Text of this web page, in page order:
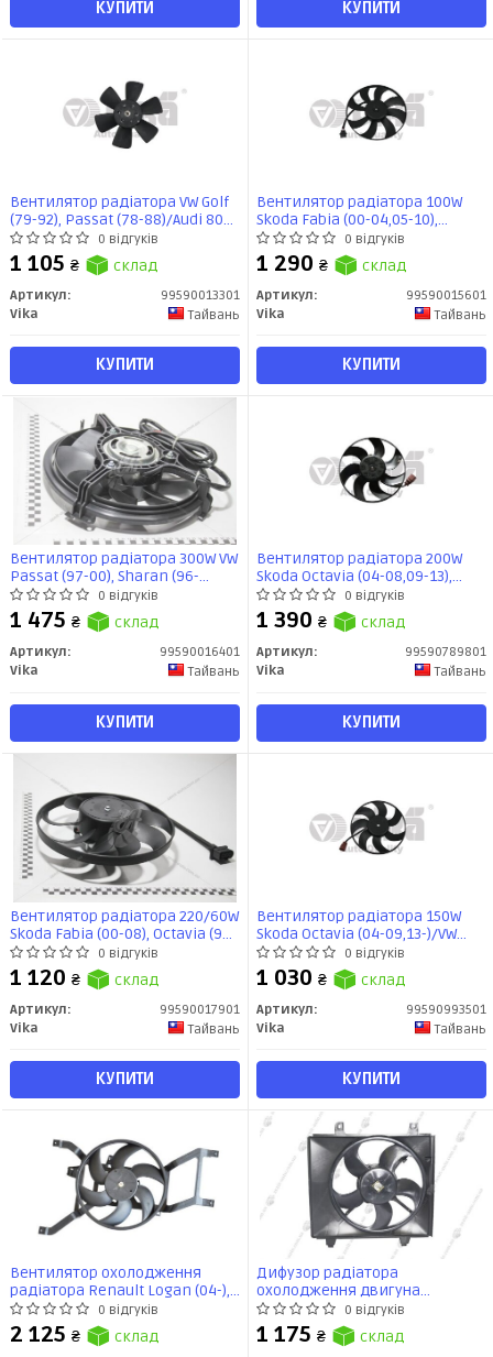
КУПИТИ КУПИТИ
Вентилятор радіатора VW Golf
(79-92), Passat (78-88)/Audi 80
(79-87)/Seat Ibiza (93-96, 97-99),
Toledo (92-96, 97-99)
(99590013301) VIKA
0 відгуків
1 105 ₴ склад
Артикул:
99590013301
Vika
Тайвань
КУПИТИ
Вентилятор радіатора 100W
Skoda Fabia (00-04,05-10),
Roomster (06-10)/VW Polo (02-
10)/Seat Ibiza (02-05,06-10)
(99590015601) VIKA
0 відгуків
1 290 ₴ склад
Артикул:
99590015601
Vika
Тайвань
КУПИТИ
Вентилятор радіатора 300W VW
Passat (97-00), Sharan (96-
00)/Audi A4 (95-01), A6 (97-
01)/Seat Alhambra (96-00)
(99590016401) VIKA
0 відгуків
1 475 ₴ склад
Артикул:
99590016401
Vika
Тайвань
КУПИТИ
Вентилятор радіатора 200W
Skoda Octavia (04-08,09-13),
Superb (08-13,14-)/VW Passat
(06-07)/Audi A3 (04-13)
(99590789801) VIKA
0 відгуків
1 390 ₴ склад
Артикул:
99590789801
Vika
Тайвань
КУПИТИ
Вентилятор радіатора 220/60W
Skoda Fabia (00-08), Octavia (97-
11)/VW Golf (03-06), Polo (02-10)
(99590017901) VIKA
0 відгуків
1 120 ₴ склад
Артикул:
99590017901
Vika
Тайвань
КУПИТИ
Вентилятор радіатора 150W
Skoda Octavia (04-09,13-)/VW
Caddy (04-), Golf (04-), Passat
(06-11), Polo (10-)/Audi A3 (04-)
(99590993501) VIKA
0 відгуків
1 030 ₴ склад
Артикул:
99590993501
Vika
Тайвань
КУПИТИ
Вентилятор охолодження
радіатора Renault Logan (04-),
Sandero (08-) 1,5 dCI б/конд (Е4)
(30446) Asam
0 відгуків
2 125 ₴ склад
Дифузор радіатора
охолодження двигуна
(дифф+мотор+вентилятор)
(25380-17030) Matrix(01-)
(KM0500069) KAP
0 відгуків
1 175 ₴ склад